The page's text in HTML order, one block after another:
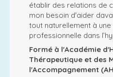
établir des relations de
mon besoin d'aider
tout naturellement à
professionnelle dans
Formé à l'Académie
Thérapeutique et des
l'Accompagnement